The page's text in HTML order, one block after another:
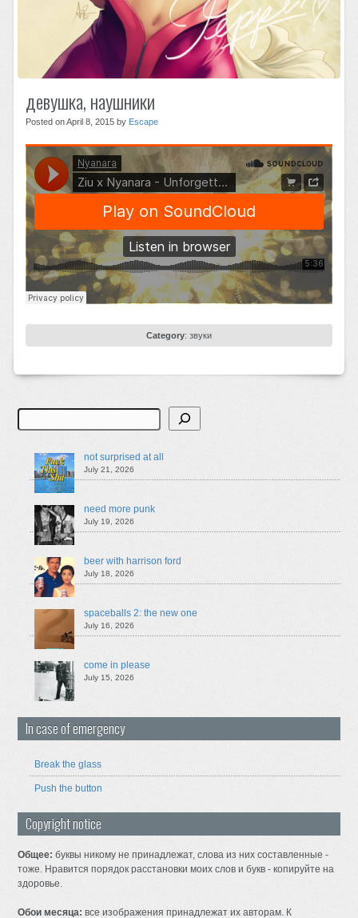
девушка, наушники
Posted on April 8, 2015 by Escape
Category: звуки
Search
not surprised at all
July 21, 2026
need more punk
July 19, 2026
beer with harrison ford
July 18, 2026
spaceballs 2: the new one
July 16, 2026
come in please
July 15, 2026
In case of emergency
Break the glass
Push the button
Copyright notice
Общее: буквы никому не принадлежат, слова из них составленные -
тоже. Нравится порядок расстановки моих слов и букв - копируйте на
здоровье.
Обои месяца: все изображения принадлежат их авторам. К